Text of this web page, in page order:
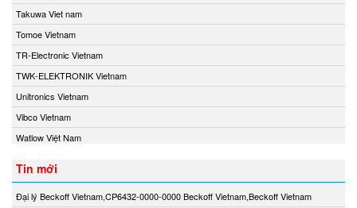
Takuwa Viet nam
Tomoe Vietnam
TR-Electronic Vietnam
TWK-ELEKTRONIK Vietnam
Unitronics Vietnam
Vibco Vietnam
Watlow Việt Nam
Tin mới
Đại lý Beckoff Vietnam,CP6432-0000-0000 Beckoff Vietnam,Beckoff Vietnam